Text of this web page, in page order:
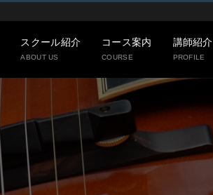
スクール紹介
ABOUT US
コース案内
COURSE
講師紹介
PROFILE